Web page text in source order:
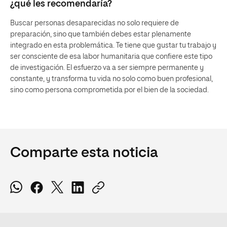
¿qué les recomendaría?
Buscar personas desaparecidas no solo requiere de
preparación, sino que también debes estar plenamente
integrado en esta problemática. Te tiene que gustar tu trabajo y
ser consciente de esa labor humanitaria que confiere este tipo
de investigación. El esfuerzo va a ser siempre permanente y
constante, y transforma tu vida no solo como buen profesional,
sino como persona comprometida por el bien de la sociedad.
Comparte esta noticia